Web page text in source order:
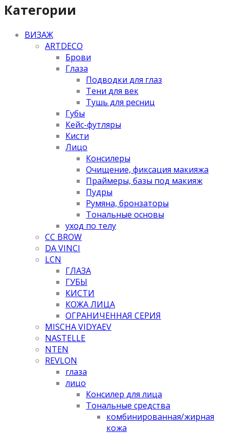
Категории
ВИЗАЖ
ARTDECO
Брови
Глаза
Подводки для глаз
Тени для век
Тушь для ресниц
Губы
Кейс-футляры
Кисти
Лицо
Консилеры
Очищение, фиксация макияжа
Праймеры, базы под макияж
Пудры
Румяна, бронзаторы
Тональные основы
уход по телу
CC BROW
DA VINCI
LCN
ГЛАЗА
ГУБЫ
КИСТИ
КОЖА ЛИЦА
ОГРАНИЧЕННАЯ СЕРИЯ
MISCHA VIDYAEV
NASTELLE
NTEN
REVLON
глаза
лицо
Консилер для лица
Тональные средства
комбинированная/жирная
кожа